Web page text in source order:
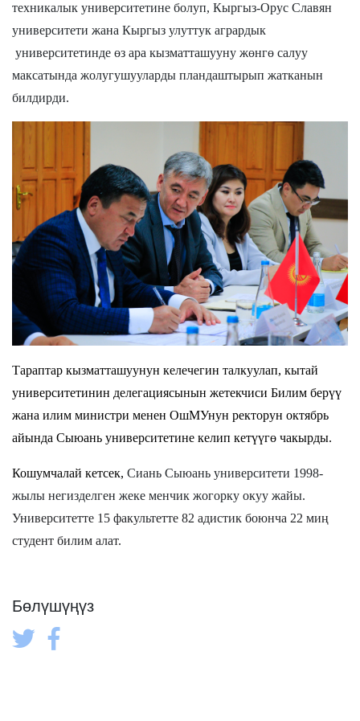
техникалык университетине болуп, Кыргыз-Орус Славян
университети жана Кыргыз улуттук агрардык
университетинде өз ара кызматташууну жөнгө салуу
максатында жолугушууларды пландаштырып жатканын
билдирди.
Тараптар кызматташуунун келечегин талкуулап, кытай
университетинин делегациясынын жетекчиси Билим берүү
жана илим министри менен ОшМУнун ректорун октябрь
айында Сыюань университетине келип кетүүгө чакырды.
Кошумчалай кетсек, Сиань Сыюань университети 1998-
жылы негизделген жеке менчик жогорку окуу жайы.
Университетте 15 факультетте 82 адистик боюнча 22 миң
студент билим алат.
Бөлүшүңүз